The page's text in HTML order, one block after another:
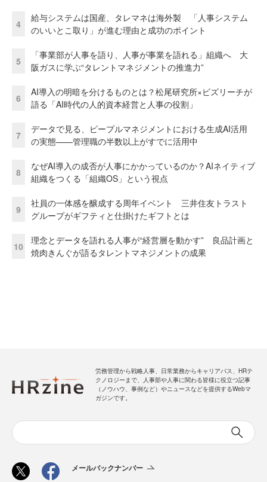
4
給与システムは国産、タレマネは海外製 「人事システム
のいいとこ取り」が進む理由と成功のポイント
5
「事業部が人事を語り、人事が事業を語れる」組織へ 大
阪ガスに学ぶ“タレントマネジメントの推進力”
6
AI導入の明暗を分けるものとは？松尾研究所×ビズリーチが
語る「AI時代の人的資本経営と人事の役割」
7
データで見る、ピープルマネジメントにおける生成AI活用
の実態——管理職の半数以上がすでに活用中
8
なぜAI導入の成否が人事にかかっているのか？AIネイティブ
組織をつくる「組織OS」という視点
9
社員の一体感を醸成する周年イベント 三井住友トラスト
グループがギフティと仕掛けたギフトとは
10
理念とデータを語れる人事が“経営層を動かす” 良品計画と
焼肉きんぐが語るタレントマネジメントの成果
労務管理から戦略人事、日常業務からキャリアパス、HRテ
クノロジーまで、人事部や人事に関わる皆様に役立つ記事
（ノウハウ、事例など）やニュースなどを提供するWebマ
ガジンです。
メールバックナンバー